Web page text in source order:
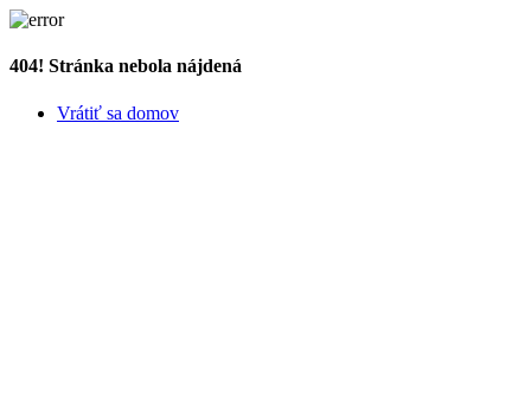
404! Stránka nebola nájdená
Vrátiť sa domov